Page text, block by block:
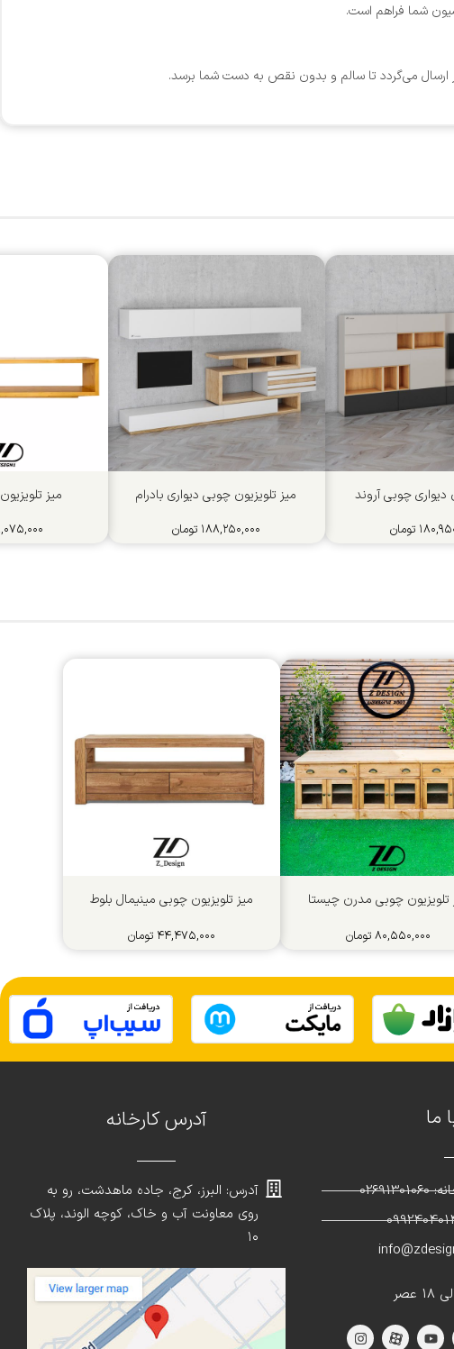
شما فراهم است.
ارسال می‌گردد تا سالم و بدون نقص به دست شما برسد.
دیواری چوبی آروند
تومان
میز تلویزیون چوبی دیواری بادرام
۱۸۸,۲۵۰,۰۰۰ تومان
میز
تلویزیون چوبی مدرن ﭼﯿﺴﺘﺎ
۸۰,۵۵۰,۰۰۰ تومان
میز تلویزیون چوبی مینیمال بلوط
۴۴,۴۷۵,۰۰۰ تومان
ما آدرس کارخانه
آدرس: البرز، کرج، جاده ماهدشت، رو به
روی معاونت آب و خاک، کوچه الوند، پلاک
۱۰